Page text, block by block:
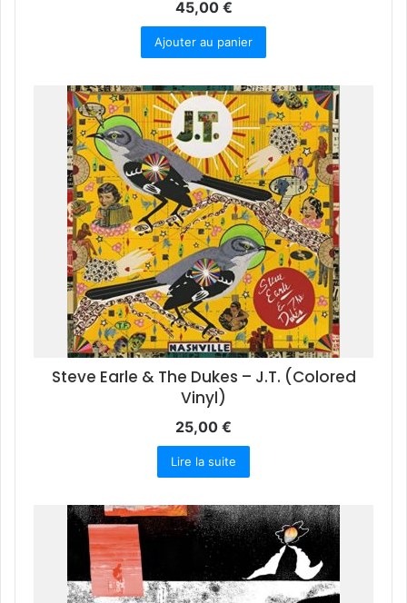
45,00 €
Ajouter au panier
Steve Earle & The Dukes – J.T. (Colored
Vinyl)
25,00 €
Lire la suite